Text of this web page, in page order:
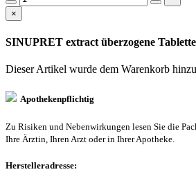
×
SINUPRET extract überzogene
Dieser Artikel wurde dem Warenkorb
Apothekenpflichtig
Zu Risiken und Nebenwirkungen lesen Sie die
Ihre Ärztin, Ihren Arzt oder in Ihrer Apotheke.
Herstelleradresse: